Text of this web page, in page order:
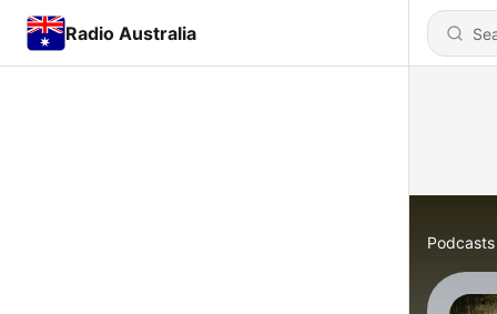
Radio Australia
Podcasts